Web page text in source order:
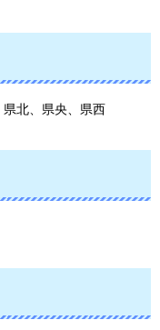
北、県央、県西